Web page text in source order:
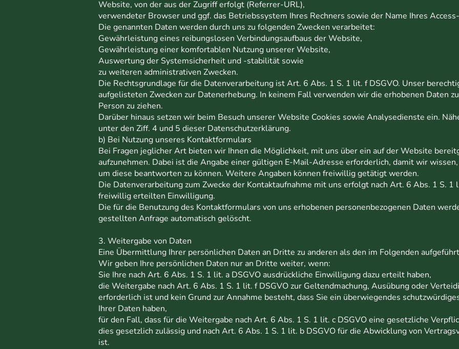
Website, von der aus der Zugriff erfolgt (Referrer-URL),
verwendeter Browser und ggf. das Betriebssystem Ihres Rechners sowie der Name Ihres
Die genannten Daten werden durch uns zu folgenden Zwecken verarbeitet:
Gewährleistung eines reibungslosen Verbindungsaufbaus der Website,
Gewährleistung einer komfortablen Nutzung unserer Website,
Auswertung der Systemsicherheit und -stabilität sowie
zu weiteren administrativen Zwecken.
Die Rechtsgrundlage für die Datenverarbeitung ist Art. 6 Abs. 1 S. 1 lit. f DSGVO. Unser
aufgelisteten Zwecken zur Datenerhebung. In keinem Fall verwenden wir die erhobenen Daten
Person zu ziehen.
Darüber hinaus setzen wir beim Besuch unserer Website Cookies sowie Analysedienste ein.
unter den Ziff. 4 und 5 dieser Datenschutzerklärung.
b) Bei Nutzung unseres Kontaktformulars
Bei Fragen jeglicher Art bieten wir Ihnen die Möglichkeit, mit uns über ein auf der Website
aufzunehmen. Dabei ist die Angabe einer gültigen E-Mail-Adresse erforderlich, damit wir
um diese beantworten zu können. Weitere Angaben können freiwillig getätigt werden.
Die Datenverarbeitung zum Zwecke der Kontaktaufnahme mit uns erfolgt nach Art. 6 Abs. 1 S. 1
freiwillig erteilten Einwilligung.
Die für die Benutzung des Kontaktformulars von uns erhobenen personenbezogenen Daten
gestellten Anfrage automatisch gelöscht.
3. Weitergabe von Daten
Eine Übermittlung Ihrer persönlichen Daten an Dritte zu anderen als den im Folgenden
Wir geben Ihre persönlichen Daten nur an Dritte weiter, wenn:
Sie Ihre nach Art. 6 Abs. 1 S. 1 lit. a DSGVO ausdrückliche Einwilligung dazu erteilt haben,
die Weitergabe nach Art. 6 Abs. 1 S. 1 lit. f DSGVO zur Geltendmachung, Ausübung oder
erforderlich ist und kein Grund zur Annahme besteht, dass Sie ein überwiegendes
Ihrer Daten haben,
für den Fall, dass für die Weitergabe nach Art. 6 Abs. 1 S. 1 lit. c DSGVO eine gesetzliche
dies gesetzlich zulässig und nach Art. 6 Abs. 1 S. 1 lit. b DSGVO für die Abwicklung von
ist.